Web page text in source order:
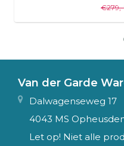
€279,-
Van der Garde
Dalwagenseweg 17
4043 MS
Let op! Niet alle